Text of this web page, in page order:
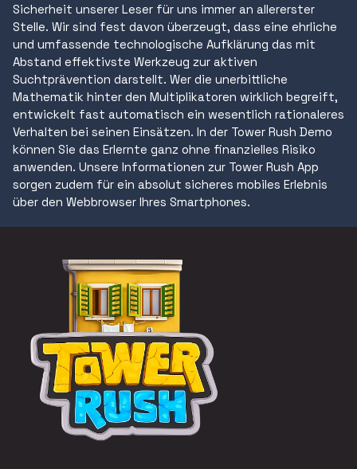
Sicherheit unserer Leser für uns immer an allererster
Stelle. Wir sind fest davon überzeugt, dass eine ehrliche
und umfassende technologische Aufklärung das mit
Abstand effektivste Werkzeug zur aktiven
Suchtprävention darstellt. Wer die unerbittliche
Mathematik hinter den Multiplikatoren wirklich begreift,
entwickelt fast automatisch ein wesentlich rationaleres
Verhalten bei seinen Einsätzen. In der Tower Rush Demo
können Sie das Erlernte ganz ohne finanzielles Risiko
anwenden. Unsere Informationen zur Tower Rush App
sorgen zudem für ein absolut sicheres mobiles Erlebnis
über den Webbrowser Ihres Smartphones.